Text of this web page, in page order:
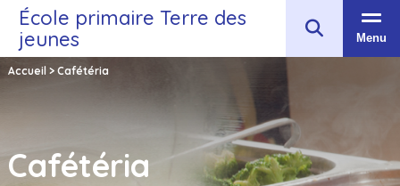
École primaire Terre des
jeunes
Menu
Accueil> Cafétéria
Cafétéria